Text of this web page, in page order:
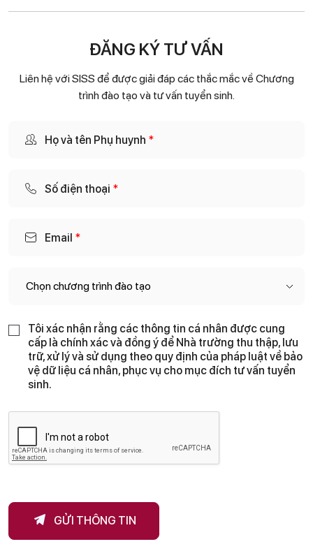
ĐĂNG KÝ TƯ VẤN
Liên hệ với SISS để được giải đáp các thắc mắc về Chương
trình đào tạo và tư vấn tuyển sinh.
Họ và tên Phụ huynh *
Số điện thoại *
Email *
đ
à
o
c
h
ư
n
g
à
Tôi xác nhận rằng các thông tin cá nhân được cung
cấp là chính xác và đồng ý để Nhà trường thu thập, lưu
trữ, xử lý và sử dụng theo quy định của pháp luật về bảo
vệ dữ liệu cá nhân, phục vụ cho mục đích tư vấn tuyển
sinh.
GỬI THÔNG TIN